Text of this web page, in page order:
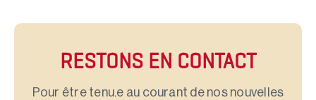
RESTONS EN CONTACT
Pour être tenu.e au courant de nos nouvelles